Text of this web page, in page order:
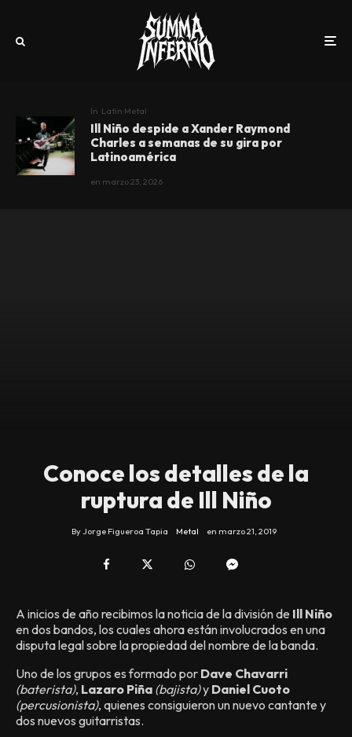
In Latin Metal
Ill Niño despide a Xander Raymond
Charles a semanas de su gira por
Latinoamérica
en marzo 23, 2026
Conoce los detalles de la
ruptura de Ill Niño
By Jorge Figueroa Tapia Metal en marzo 21, 2019
A inicios de año recibimos la noticia de la división de Ill Niño
en dos bandos, los cuales ahora están involucrados en una
disputa legal sobre la propiedad del nombre de la banda.
Uno de los grupos es formado por Dave Chavarri
(baterista), Lazaro Piña (bajista)y Daniel Cuoto
(percusionista), quienes consiguieron un nuevo cantante y
dos nuevos guitarristas.